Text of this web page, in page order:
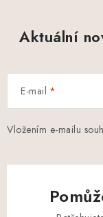
Aktuální
E-mail
Vložením e-mailu